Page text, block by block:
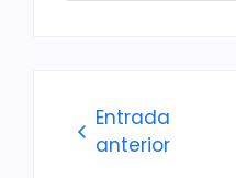
Entrada
anterior